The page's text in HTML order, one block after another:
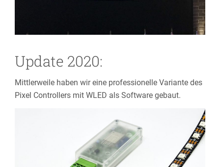
Update 2020:
Mittlerweile haben wir eine professionelle Variante des
Pixel Controllers mit WLED als Software gebaut.